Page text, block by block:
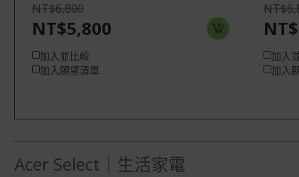
NT$6,800
NT$5,800
加入並比較
加入願望清單
加入
加入
Acer Select｜生活家電